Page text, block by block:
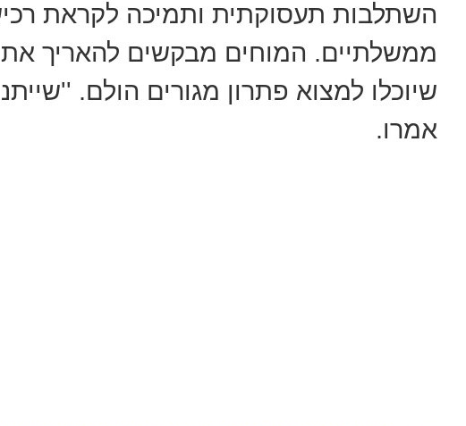
השתלבות תעסוקתית ותמיכה לקראת
ממשלתיים. המוחים מבקשים להאריך
שיוכלו למצוא פתרון מגורים הולם.
אמרו.